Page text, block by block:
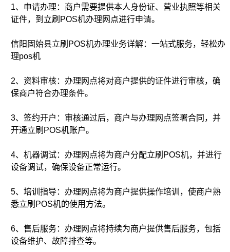
1、申请办理：商户需要提供本人身份证、营业执照等相关
证件，到立刷POS机办理网点进行申请。
信阳固始县立刷POS机办理业务详解：一站式服务，轻松办
理pos机
2、资料审核：办理网点将对商户提供的证件进行审核，确
保商户符合办理条件。
3、签约开户：审核通过后，商户与办理网点签署合同，并
开通立刷POS机账户。
4、机器调试：办理网点将为商户分配立刷POS机，并进行
设备调试，确保设备正常运行。
5、培训指导：办理网点将为商户提供操作培训，使商户熟
悉立刷POS机的使用方法。
6、售后服务：办理网点将持续为商户提供售后服务，包括
设备维护、故障排查等。